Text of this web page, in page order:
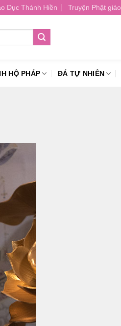
Dục Thánh Hiền Truyện Phật giáo
HỘ PHÁP ĐÁ TỰ NHIÊN